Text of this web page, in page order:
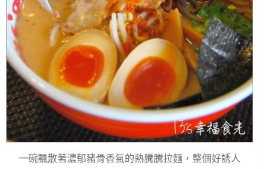
一碗飄散著濃郁豬骨香氣的熱騰騰拉麵，整個好誘人